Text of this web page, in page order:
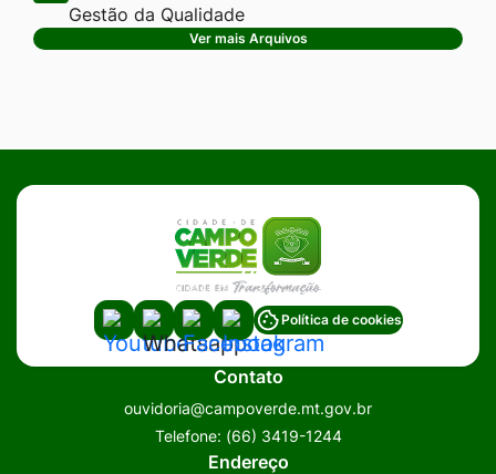
Gestão da Qualidade
Ver mais Arquivos
Acessar
a
Social
Acessar
a
Social
Whatsapp
Acessar
a
Rede
Social
Facebook
Acessar
a
Rede
Social
Instagram
Política de cookies
Contato
ouvidoria@campoverde.mt.gov.br
Telefone: (66) 3419-1244
Endereço